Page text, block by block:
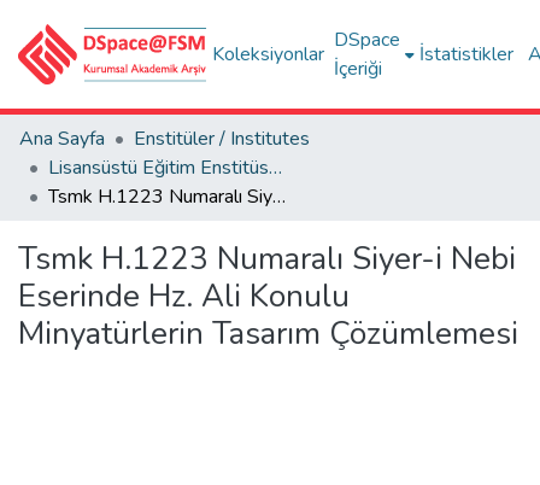
Koleksiyonlar
DSpace
İçeriği
İstatistikler
Ana Sayfa
Enstitüler / Institutes
Lisansüstü Eğitim Enstitüsü Tez Koleksiyonu
Tsmk H.1223 Numaralı Siyer-i Nebi Eserinde Hz. Ali Konulu Minyatürlerin Tasarım Çözümlemesi
Tsmk H.1223 Numaralı Siyer-i Nebi
Eserinde Hz. Ali Konulu
Minyatürlerin Tasarım Çözümlemesi